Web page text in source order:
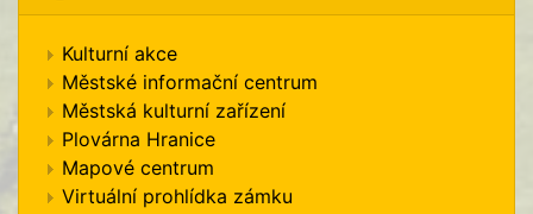
Kulturní akce
Městské informační centrum
Městská kulturní zařízení
Plovárna Hranice
Mapové centrum
Virtuální prohlídka zámku